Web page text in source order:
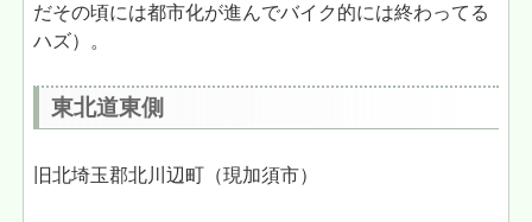
だその頃には都市化が進んでバイク的には終わってる
ハズ）。
東北道東側
旧北埼玉郡北川辺町（現加須市）